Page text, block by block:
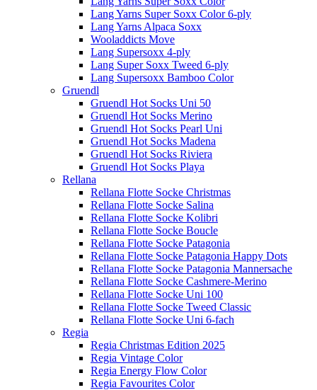
Lang Yarns Super Soxx Color 6-ply
Lang Yarns Alpaca Soxx
Wooladdicts Move
Lang Supersoxx 4-ply
Lang Super Soxx Tweed 6-ply
Lang Supersoxx Bamboo Color
Gruendl
Gruendl Hot Socks Uni 50
Gruendl Hot Socks Merino
Gruendl Hot Socks Pearl Uni
Gruendl Hot Socks Madena
Gruendl Hot Socks Riviera
Gruendl Hot Socks Playa
Rellana
Rellana Flotte Socke Christmas
Rellana Flotte Socke Salina
Rellana Flotte Socke Kolibri
Rellana Flotte Socke Boucle
Rellana Flotte Socke Patagonia
Rellana Flotte Socke Patagonia Happy Dots
Rellana Flotte Socke Patagonia Mannersache
Rellana Flotte Socke Cashmere-Merino
Rellana Flotte Socke Uni 100
Rellana Flotte Socke Tweed Classic
Rellana Flotte Socke Uni 6-fach
Regia
Regia Christmas Edition 2025
Regia Vintage Color
Regia Energy Flow Color
Regia Favourites Color